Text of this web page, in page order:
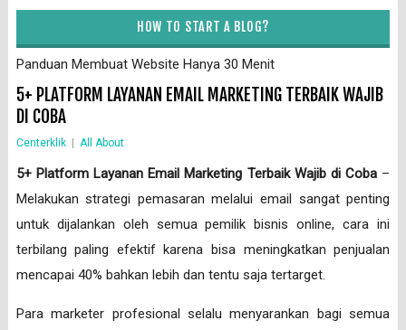
HOW TO START A BLOG?
Panduan Membuat Website Hanya 30 Menit
5+ PLATFORM LAYANAN EMAIL MARKETING TERBAIK WAJIB
DI COBA
Centerklik All About
5+ Platform Layanan Email Marketing Terbaik Wajib di Coba –
Melakukan strategi pemasaran melalui email sangat penting
untuk dijalankan oleh semua pemilik bisnis online, cara ini
terbilang paling efektif karena bisa meningkatkan penjualan
mencapai 40% bahkan lebih dan tentu saja tertarget.
Para marketer profesional selalu menyarankan bagi semua